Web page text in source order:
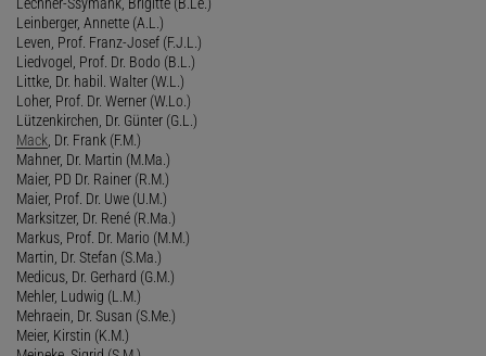
Leinberger, Annette (A.L.)
Leven, Prof. Franz-Josef (F.J.L.)
Liedvogel, Prof. Dr. Bodo (B.L.)
Littke, Dr. habil. Walter (W.L.)
Loher, Prof. Dr. Werner (W.Lo.)
Lützenkirchen, Dr. Günter (G.L.)
Mack , Dr. Frank (F.M.)
Mahner, Dr. Martin (M.Ma.)
Maier, PD Dr. Rainer (R.M.)
Maier, Prof. Dr. Uwe (U.M.)
Marksitzer, Dr. René (R.Ma.)
Markus, Prof. Dr. Mario (M.M.)
Martin, Dr. Stefan (S.Ma.)
Medicus, Dr. Gerhard (G.M.)
Mehler, Ludwig (L.M.)
Mehraein, Dr. Susan (S.Me.)
Meier, Kirstin (K.M.)